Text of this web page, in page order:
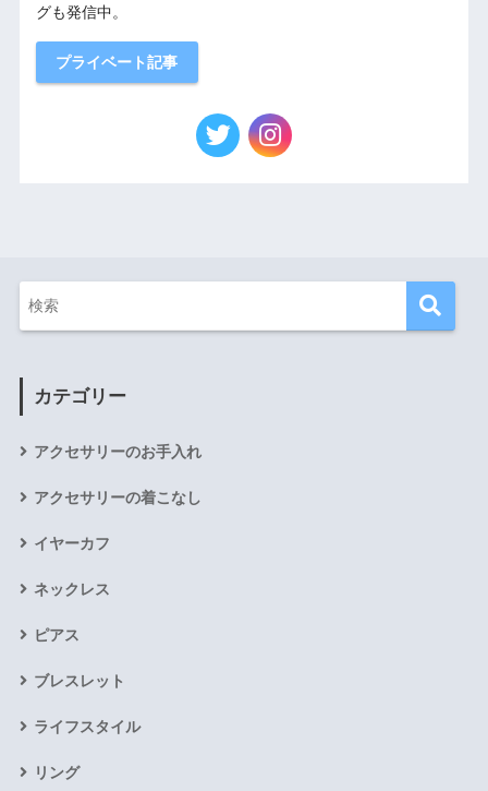
グも発信中。
プライベート記事
カテゴリー
アクセサリーのお手入れ
アクセサリーの着こなし
イヤーカフ
ネックレス
ピアス
ブレスレット
ライフスタイル
リング